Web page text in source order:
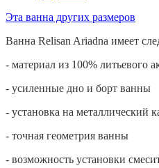
Эта ванна других размеров
Ванна Relisan Ariadna имеет
- материал из 100% литьевого
- усиленные дно и борт ванны
- установка на металлический
- точная геометрия ванны
- возможность установки